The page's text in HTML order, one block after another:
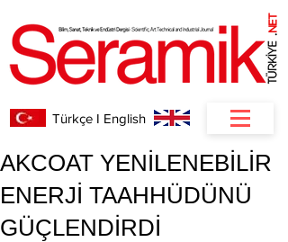
.
NET
Türkçe I English
AKCOAT YENİLENEBİLİR
ENERJİ TAAHHÜDÜNÜ
GÜÇLENDİRDİ